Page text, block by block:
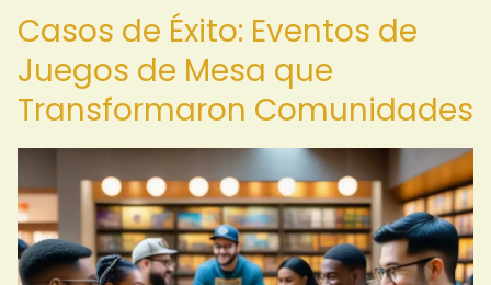
Casos de Éxito: Eventos de
Juegos de Mesa que
Transformaron Comunidades